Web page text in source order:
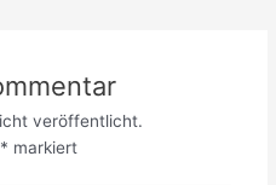
veröffentlicht.
* markiert